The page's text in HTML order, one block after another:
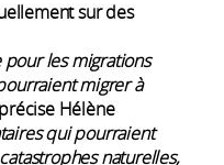
sur des
pour les migrations
migrer à
précise Hélène
qui pourraient
naturelles,